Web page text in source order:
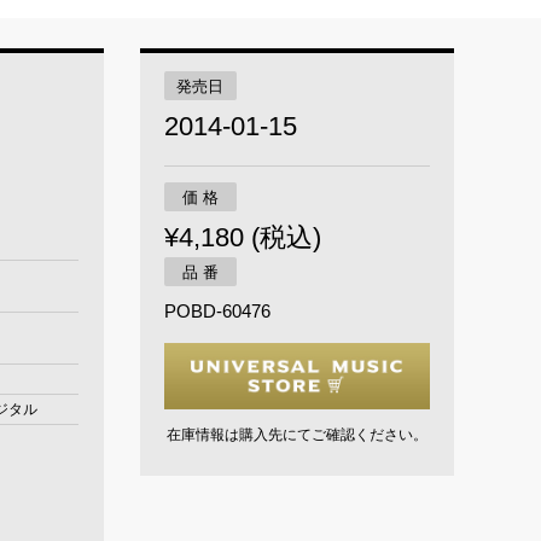
タル
発売日
2014-01-15
価 格
¥4,180 (税込)
品 番
POBD-60476
在庫情報は購入先にてご確認ください。